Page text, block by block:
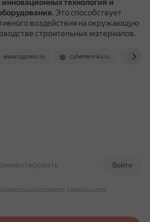
технологий и
. Это способствует
воздействия на окружающую
строительных материалов.
www.vgpress.ru cyberleninka.ru
Войти
соглашение Связаться с нами